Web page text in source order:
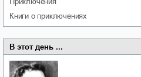
книги о приключениях
В этот день ...